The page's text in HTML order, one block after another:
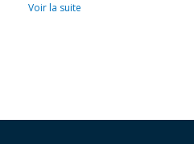
Voir la suite